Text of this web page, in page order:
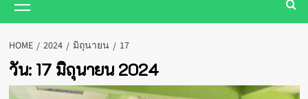
Menu
HOME 2024 มิถุนายน 17
วัน: 17 มิถุนายน 2024